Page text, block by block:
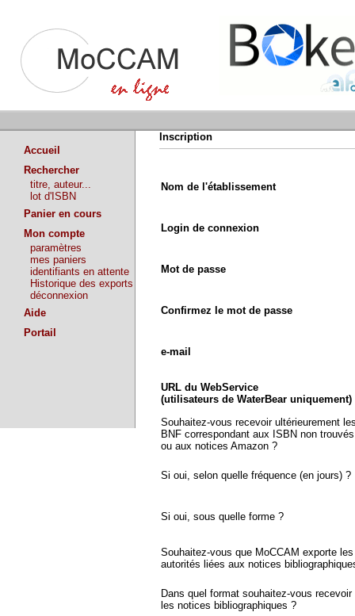
Accueil
Rechercher
titre, auteur...
lot d'ISBN
Panier en cours
Mon compte
paramètres
mes paniers
identifiants en attente
Historique des exports
déconnexion
Aide
Portail
Inscription
Nom de l'établissement
Login de connexion
Mot de passe
Confirmez le mot de passe
e-mail
URL du WebService
(utilisateurs de WaterBear uniquement)
Souhaitez-vous recevoir ultérieurement
BNF correspondant aux ISBN non trouvés
ou aux notices Amazon ?
Si oui, selon quelle fréquence (en jours) ?
Si oui, sous quelle forme ?
Souhaitez-vous que MoCCAM exporte
autorités liées aux notices
Dans quel format souhaitez-vous recevoir
les notices bibliographiques ?